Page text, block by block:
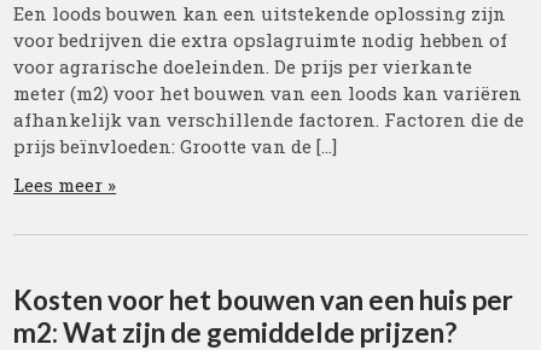
Een loods bouwen kan een uitstekende oplossing zijn
voor bedrijven die extra opslagruimte nodig hebben of
voor agrarische doeleinden. De prijs per vierkante
meter (m2) voor het bouwen van een loods kan variëren
afhankelijk van verschillende factoren. Factoren die de
prijs beïnvloeden: Grootte van de […]
Lees meer »
Kosten voor het bouwen van een huis per
m2: Wat zijn de gemiddelde prijzen?